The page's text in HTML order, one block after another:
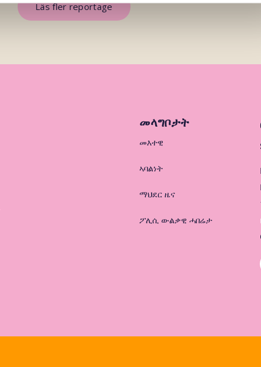
Läs fler reportage
መላግቦታት
መእተዊ
ኣባልነት
ማህደር ዜና
ፖሊሲ ውልቃዊ ሓበሬታ